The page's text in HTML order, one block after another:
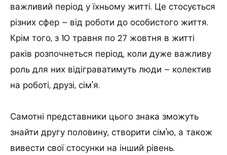
важливий період у їхньому житті. Це стосується
різних сфер – від роботи до особистого життя.
Крім того, з 10 травня по 27 жовтня в житті
раків розпочнеться період, коли дуже важливу
роль для них відіграватимуть люди – колектив
на роботі, друзі, сім'я.
Самотні представники цього знака зможуть
знайти другу половину, створити сім'ю, а також
вивести свої стосунки на інший рівень.